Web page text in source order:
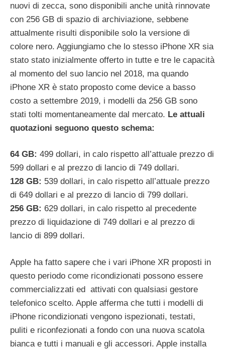
nuovi di zecca, sono disponibili anche unità rinnovate
con 256 GB di spazio di archiviazione, sebbene
attualmente risulti disponibile solo la versione di
colore nero. Aggiungiamo che lo stesso iPhone XR‌ sia
stato stato inizialmente offerto in tutte e tre le capacità
al momento del suo lancio nel 2018, ma quando
‌iPhone XR‌ è stato proposto come device a basso
costo a settembre 2019, i modelli da 256 GB sono
stati tolti momentaneamente dal mercato. Le attuali
quotazioni seguono questo schema:
64 GB: 499 dollari, in calo rispetto all’attuale prezzo di
599 dollari e al prezzo di lancio di 749 dollari.
128 GB: 539 dollari, in calo rispetto all’attuale prezzo
di 649 dollari e al prezzo di lancio di 799 dollari.
256 GB: 629 dollari, in calo rispetto al precedente
prezzo di liquidazione di 749 dollari e al prezzo di
lancio di 899 dollari.
Apple ha fatto sapere che i vari iPhone XR proposti in
questo periodo come ricondizionati possono essere
commercializzati ed attivati ​​con qualsiasi gestore
telefonico scelto. Apple afferma che tutti i modelli di
iPhone ricondizionati vengono ispezionati, testati,
puliti e riconfezionati a fondo con una nuova scatola
bianca e tutti i manuali e gli accessori. Apple installa